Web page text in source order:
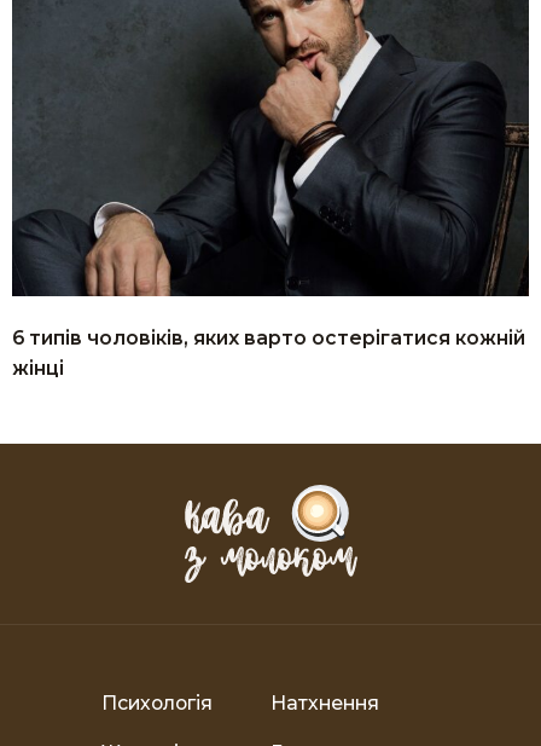
6 типів чоловіків, яких варто остерігатися кожній
жінці
Психологія Натхнення